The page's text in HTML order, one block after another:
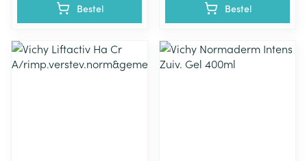
Bestel Bestel